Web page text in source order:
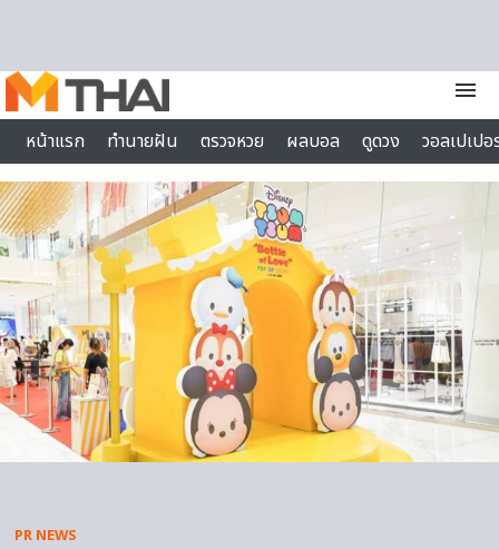
menu
หน้าแรก
ทำนายฝัน ตรวจหวย ผลบอล ดูดวง
วอลเปเป
ไลฟ์สไตล์
PR NEWS